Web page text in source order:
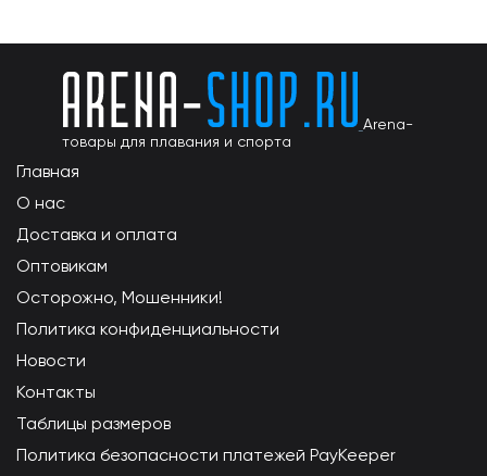
Arena-
товары для плавания и спорта
Главная
О нас
Доставка и оплата
Оптовикам
Осторожно, Мошенники!
Политика конфиденциальности
Новости
Контакты
Таблицы размеров
Политика безопасности платежей PayKeeper